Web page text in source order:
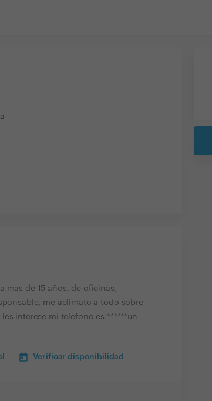
mas de 15 años, de oficinas,
me aclimato a todo sobre
interese mi telefono es ******un
Verificar disponibilidad